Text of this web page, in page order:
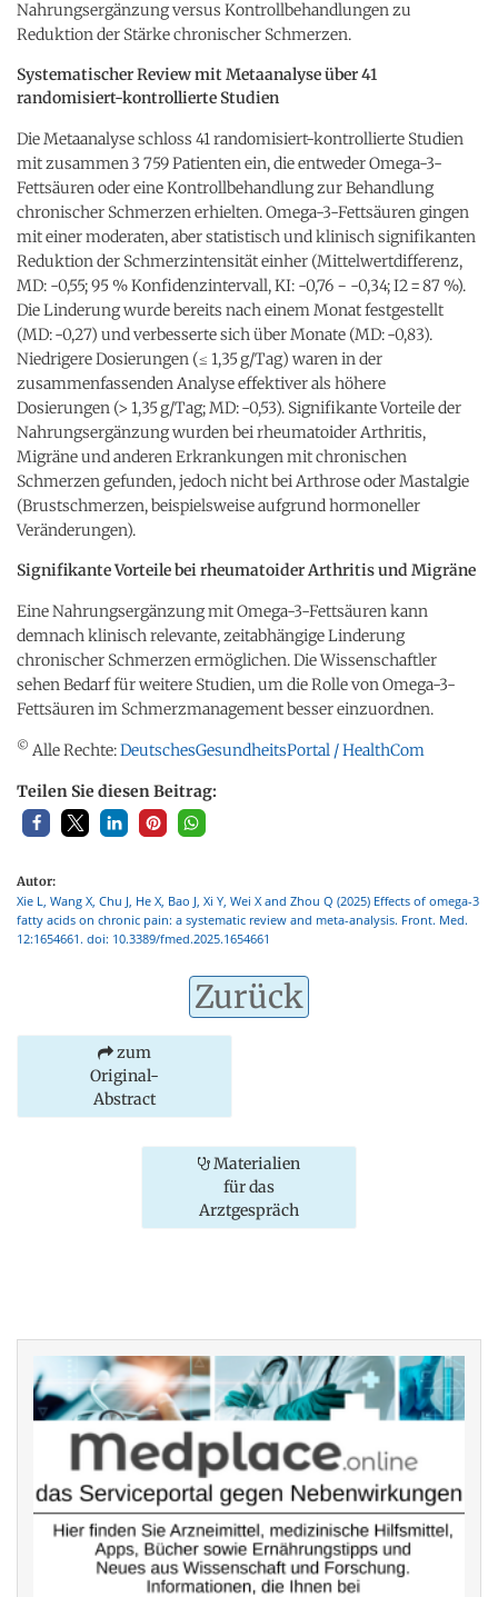
Nahrungsergänzung versus Kontrollbehandlungen zu
Reduktion der Stärke chronischer Schmerzen.
Systematischer Review mit Metaanalyse über 41
randomisiert-kontrollierte Studien
Die Metaanalyse schloss 41 randomisiert-kontrollierte Studien
mit zusammen 3 759 Patienten ein, die entweder Omega-3-
Fettsäuren oder eine Kontrollbehandlung zur Behandlung
chronischer Schmerzen erhielten. Omega-3-Fettsäuren gingen
mit einer moderaten, aber statistisch und klinisch signifikanten
Reduktion der Schmerzintensität einher (Mittelwertdifferenz,
MD: -0,55; 95 % Konfidenzintervall, KI: -0,76 − -0,34; I2 = 87 %).
Die Linderung wurde bereits nach einem Monat festgestellt
(MD: -0,27) und verbesserte sich über Monate (MD: -0,83).
Niedrigere Dosierungen (≤ 1,35 g/Tag) waren in der
zusammenfassenden Analyse effektiver als höhere
Dosierungen (> 1,35 g/Tag; MD: -0,53). Signifikante Vorteile der
Nahrungsergänzung wurden bei rheumatoider Arthritis,
Migräne und anderen Erkrankungen mit chronischen
Schmerzen gefunden, jedoch nicht bei Arthrose oder Mastalgie
(Brustschmerzen, beispielsweise aufgrund hormoneller
Veränderungen).
Signifikante Vorteile bei rheumatoider Arthritis und Migräne
Eine Nahrungsergänzung mit Omega-3-Fettsäuren kann
demnach klinisch relevante, zeitabhängige Linderung
chronischer Schmerzen ermöglichen. Die Wissenschaftler
sehen Bedarf für weitere Studien, um die Rolle von Omega-3-
Fettsäuren im Schmerzmanagement besser einzuordnen.
© Alle Rechte:DeutschesGesundheitsPortal / HealthCom
Teilen Sie diesen Beitrag:
Autor:
Xie L, Wang X, Chu J, He X, Bao J, Xi Y, Wei X and Zhou Q (2025) Effects of omega-3
fatty acids on chronic pain: a systematic review and meta-analysis. Front. Med.
12:1654661. doi: 10.3389/fmed.2025.1654661
Zurück
zum
Original-
Abstract
Materialien
für das
Arztgespräch